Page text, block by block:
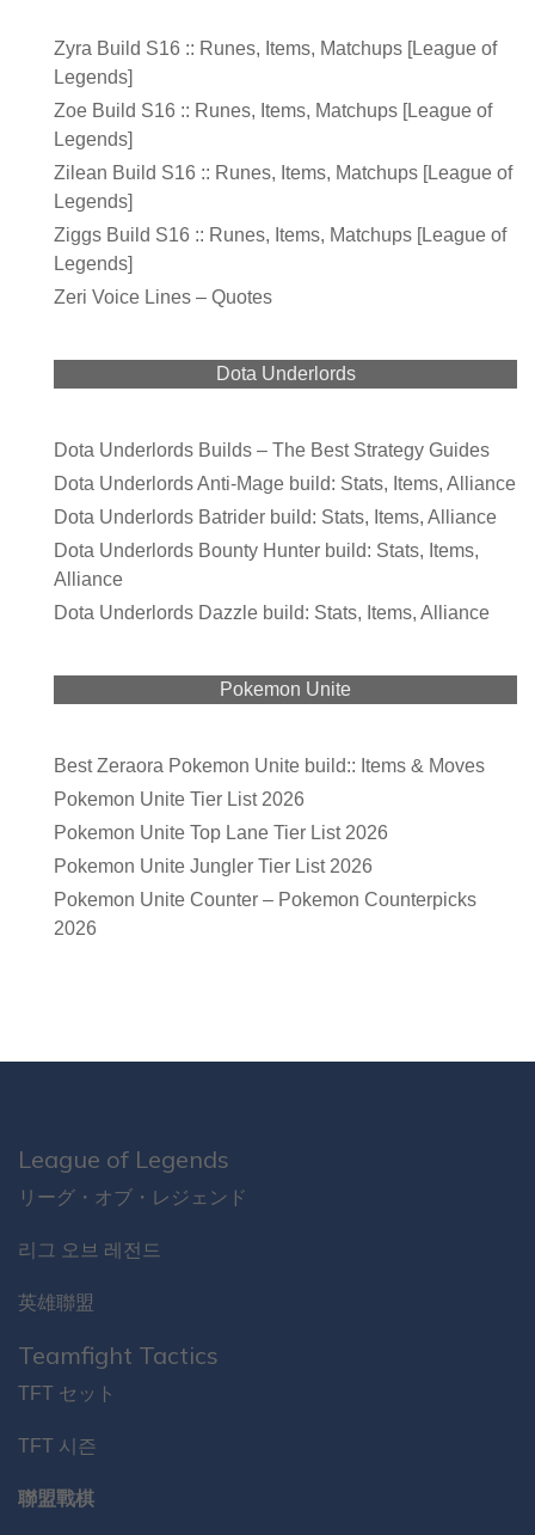
Zyra Build S16 :: Runes, Items, Matchups [League of
Legends]
Zoe Build S16 :: Runes, Items, Matchups [League of
Legends]
Zilean Build S16 :: Runes, Items, Matchups [League of
Legends]
Ziggs Build S16 :: Runes, Items, Matchups [League of
Legends]
Zeri Voice Lines – Quotes
Dota Underlords
Dota Underlords Builds – The Best Strategy Guides
Dota Underlords Anti-Mage build: Stats, Items, Alliance
Dota Underlords Batrider build: Stats, Items, Alliance
Dota Underlords Bounty Hunter build: Stats, Items,
Alliance
Dota Underlords Dazzle build: Stats, Items, Alliance
Pokemon Unite
Best Zeraora Pokemon Unite build:: Items & Moves
Pokemon Unite Tier List 2026
Pokemon Unite Top Lane Tier List 2026
Pokemon Unite Jungler Tier List 2026
Pokemon Unite Counter – Pokemon Counterpicks
2026
League of Legends
リーグ・オブ・レジェンド
리그 오브 레전드
英雄聯盟
Teamfight Tactics
TFT セット
TFT 시즌
聯盟戰棋